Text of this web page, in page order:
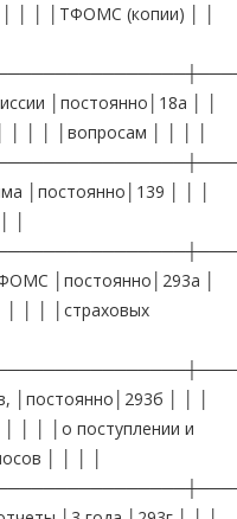
│ │ │ │ТФОМС (копии) │ │
│постоянно│18а │ │
│ │ │вопросам │ │ │ │
│постоянно│139 │ │ │
│
│постоянно│293а │
│ │ │ │страховых
│постоянно│293б │ │ │
│ │ │о поступлении и
│ │ │ │